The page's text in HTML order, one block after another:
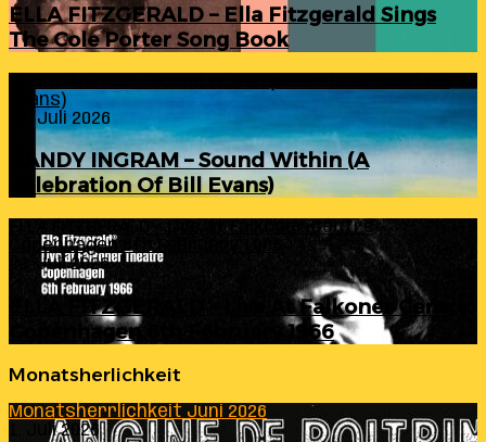
ELLA FITZGERALD – Ella Fitzgerald Sings
The Cole Porter Song Book
Evans)
24. Juli 2026
RANDY INGRAM – Sound Within (A
Celebration Of Bill Evans)
ELLA FITZGERALD – Live At Falkoner Centre
Copenhagen 6th February 1966
23. Juli 2026
ELLA FITZGERALD – Live At Falkoner Centre
Copenhagen 6th February 1966
Monatsherlichkeit
Monatsherrlichkeit Juni 2026
1. Juli 2026